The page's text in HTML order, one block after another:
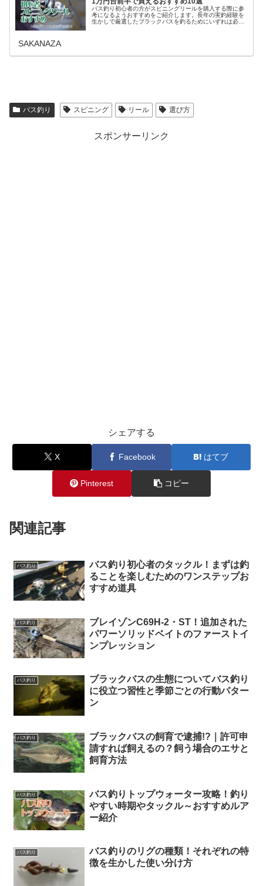
バス釣り初心者の方がスピニングリールを購入する際に参
考になるようおすすめをご紹介します。長年の実釣経験を
生かしで厳選したブラックバスを釣るためにいずれは必要
SAKANAZA
バス釣り スピニング リール 選び方
スポンサーリンク
シェアする
X Facebook はてブ
Pinterest コピー
関連記事
バス釣り
バス釣り初心者のタックル！まずは釣
ることを楽しむためのワンステップお
すすめ道具
バス釣り
ブレイゾンC69H-2・ST！追加された
パワーソリッドベイトのファーストイ
ンプレッション
バス釣り
ブラックバスの生態についてバス釣り
に役立つ習性と季節ごとの行動パター
ン
バス釣り
ブラックバスの飼育で逮捕!?｜許可申
請すれば飼えるの？飼う場合のエサと
飼育方法
バス釣り
バス釣りトップウォーター攻略！釣り
やすい時期やタックル～おすすめルア
ー紹介
バス釣り
バス釣りのリグの種類！それぞれの特
徴を生かした使い分け方